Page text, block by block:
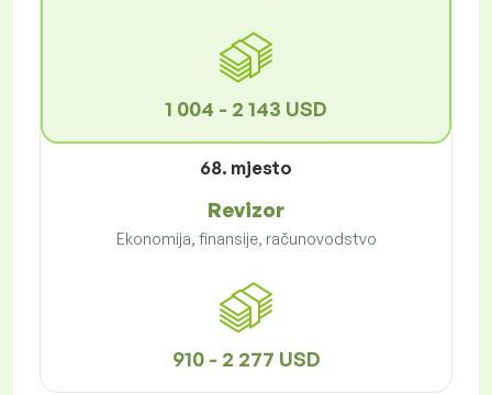
1 004 - 2 143 USD
68. mjesto
Revizor
Ekonomija, finansije, računovodstvo
910 - 2 277 USD